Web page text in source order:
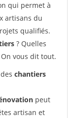
qui permet à
artisans du
qualifiés.
? Quelles
vous dit tout.
chantiers
peut
artisan et